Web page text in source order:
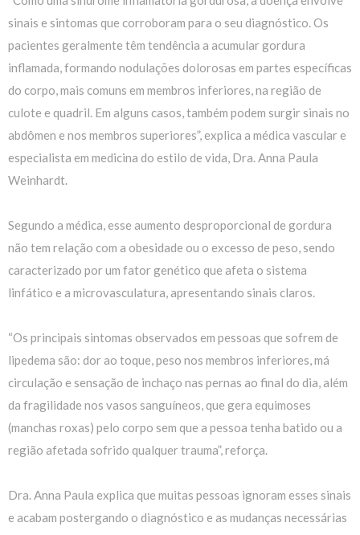
sinais e sintomas que corroboram para o seu diagnóstico. Os
pacientes geralmente têm tendência a acumular gordura
inflamada, formando nodulações dolorosas em partes específicas
do corpo, mais comuns em membros inferiores, na região de
culote e quadril. Em alguns casos, também podem surgir sinais no
abdômen e nos membros superiores”, explica a médica vascular e
especialista em medicina do estilo de vida, Dra. Anna Paula
Weinhardt.
Segundo a médica, esse aumento desproporcional de gordura
não tem relação com a obesidade ou o excesso de peso, sendo
caracterizado por um fator genético que afeta o sistema
linfático e a microvasculatura, apresentando sinais claros.
“Os principais sintomas observados em pessoas que sofrem de
lipedema são: dor ao toque, peso nos membros inferiores, má
circulação e sensação de inchaço nas pernas ao final do dia, além
da fragilidade nos vasos sanguíneos, que gera equimoses
(manchas roxas) pelo corpo sem que a pessoa tenha batido ou a
região afetada sofrido qualquer trauma”, reforça.
Dra. Anna Paula explica que muitas pessoas ignoram esses sinais
e acabam postergando o diagnóstico e as mudanças necessárias